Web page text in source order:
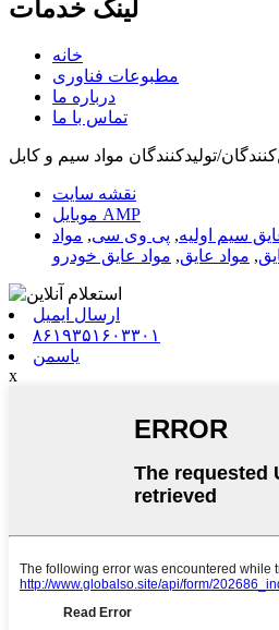
لینک خدمات
خانه
مطبوعات فناوری
درباره ما
تماس با ما
نقشه سایت
موبایل AMP
سیم اولیه, پی وی سی, مواد
, مواد عایق, مواد عایق خودرو
ارسال ایمیل
۸۶۱۹۳۵۱۶۰۳۳۰۱
یاسمن
x